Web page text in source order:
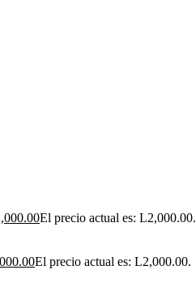
El precio actual es: L2,000.00.
El precio actual es: L2,000.00.